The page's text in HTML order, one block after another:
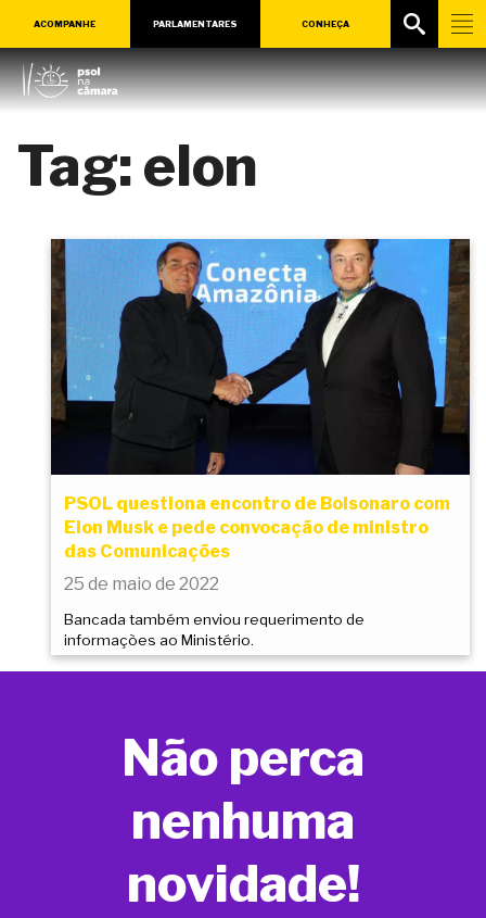
ACOMPANHE PARLAMENTARES CONHEÇA
Tag:elon
PSOL questiona encontro de Bolsonaro com
Elon Musk e pede convocação de ministro
das Comunicações
25 de maio de 2022
Bancada também enviou requerimento de
informações ao Ministério.
Não perca
nenhuma
novidade!